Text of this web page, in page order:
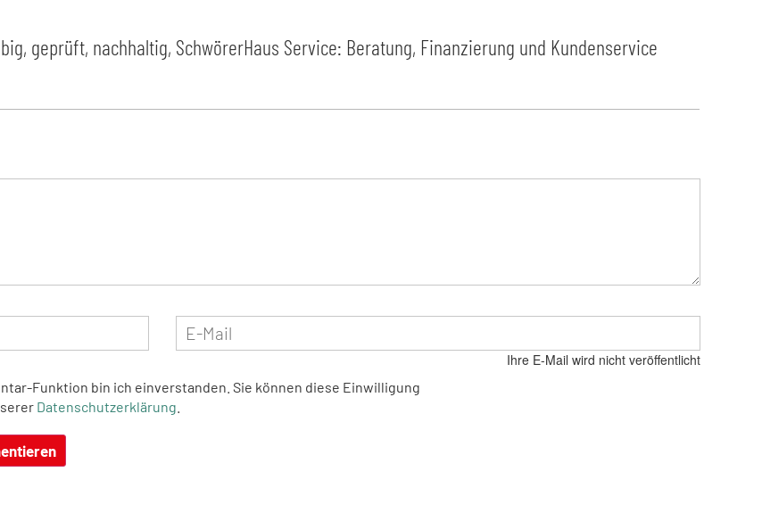
geprüft, nachhaltig, SchwörerHaus Service: Beratung, Finanzierung und Kundenservice
Ihre E-Mail wird nicht veröffentlicht
Funktion bin ich einverstanden. Sie können diese Einwilligung
Datenschutzerklärung